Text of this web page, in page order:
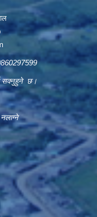
सक्नुहुने छ।
नलाग्ने